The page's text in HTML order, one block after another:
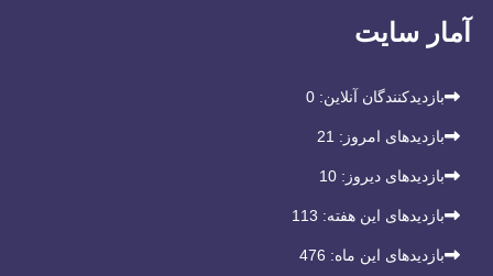
آمار سایت
بازدیدکنندگان آنلاین: 0
بازدیدهای امروز: 21
بازدیدهای دیروز: 10
بازدیدهای این هفته: 113
بازدیدهای این ماه: 476